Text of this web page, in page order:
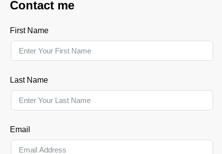
Contact me
First Name
Last Name
Email